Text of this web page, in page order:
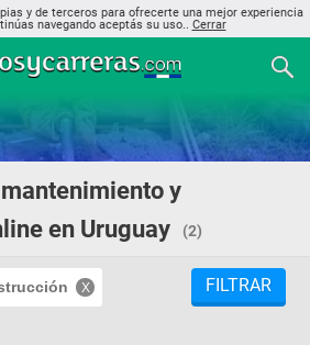
y de terceros para ofrecerte una mejor experiencia
navegando aceptás su uso.. Cerrar
y
en Uruguay
(2)
FILTRAR